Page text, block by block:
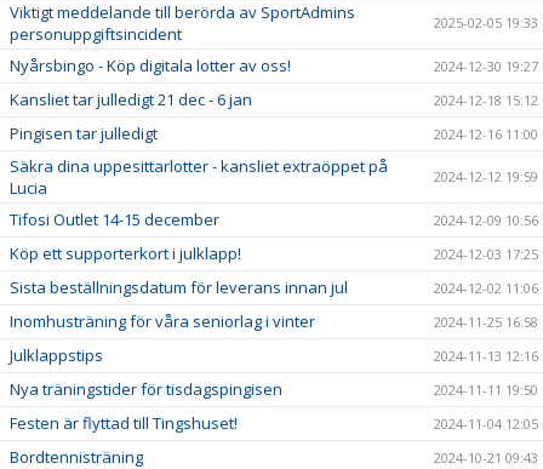
Viktigt meddelande till berörda av SportAdmins
personuppgiftsincident
2025-02-05 19:33
Nyårsbingo - Köp digitala lotter av oss! 2024-12-30 19:27
Kansliet tar julledigt 21 dec - 6 jan 2024-12-18 15:12
Pingisen tar julledigt 2024-12-16 11:00
Säkra dina uppesittarlotter - kansliet extraöppet på
Lucia
2024-12-12 19:59
Tifosi Outlet 14-15 december 2024-12-09 10:56
Köp ett supporterkort i julklapp! 2024-12-03 17:25
Sista beställningsdatum för leverans innan jul 2024-12-02 11:06
Inomhusträning för våra seniorlag i vinter 2024-11-25 16:58
Julklappstips 2024-11-13 12:16
Nya träningstider för tisdagspingisen 2024-11-11 19:50
Festen är flyttad till Tingshuset! 2024-11-04 12:05
Bordtennisträning 2024-10-21 09:43